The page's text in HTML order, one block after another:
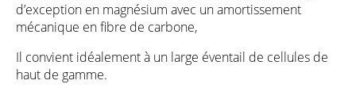
d’exception en magnésium avec un amortissement
mécanique en fibre de carbone,
Il convient idéalement à un large éventail de cellules de
haut de gamme.